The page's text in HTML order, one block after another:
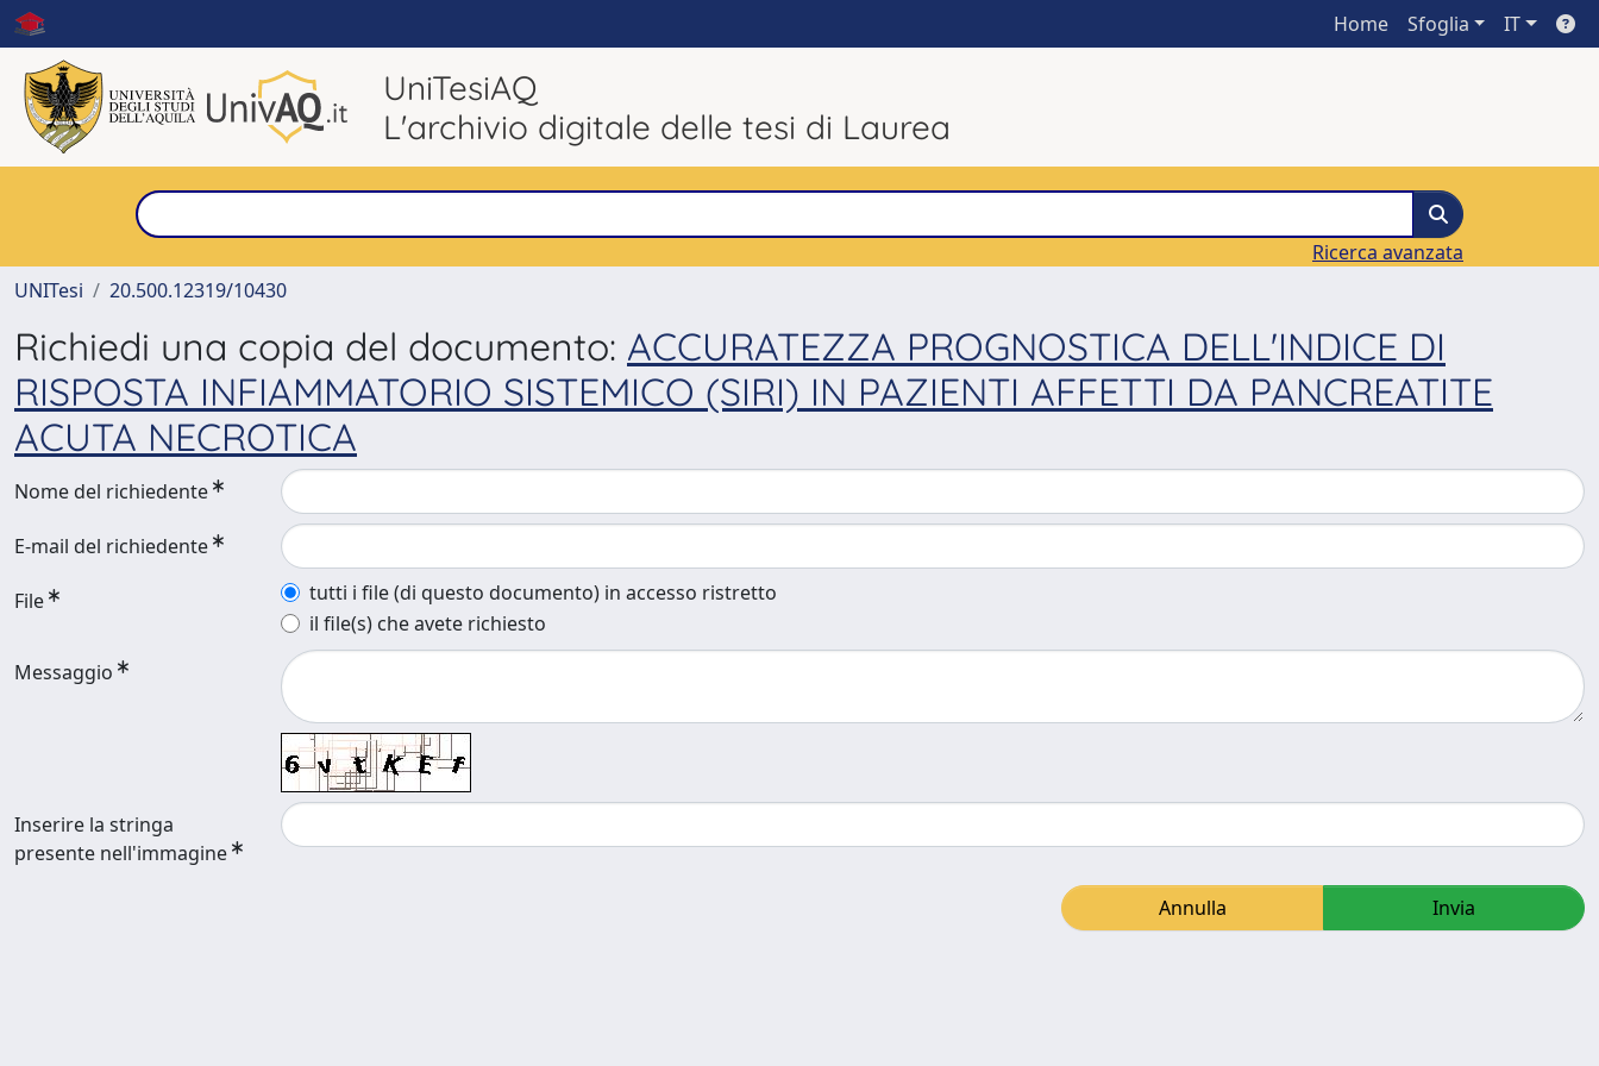
Home Sfoglia IT
UniTesiAQ
L'archivio digitale delle tesi di Laurea
Ricerca avanzata
UNITesi
20.500.12319/10430
Richiedi una copia del documento: ACCURATEZZA PROGNOSTICA DELL'INDICE DI
RISPOSTA INFIAMMATORIO SISTEMICO (SIRI) IN PAZIENTI AFFETTI DA PANCREATITE
ACUTA NECROTICA
Nome del richiedente
E-mail del richiedente
File
tutti i file (di questo documento) in accesso ristretto
il file(s) che avete richiesto
Messaggio
Inserire la stringa
presente nell'immagine
Annulla Invia